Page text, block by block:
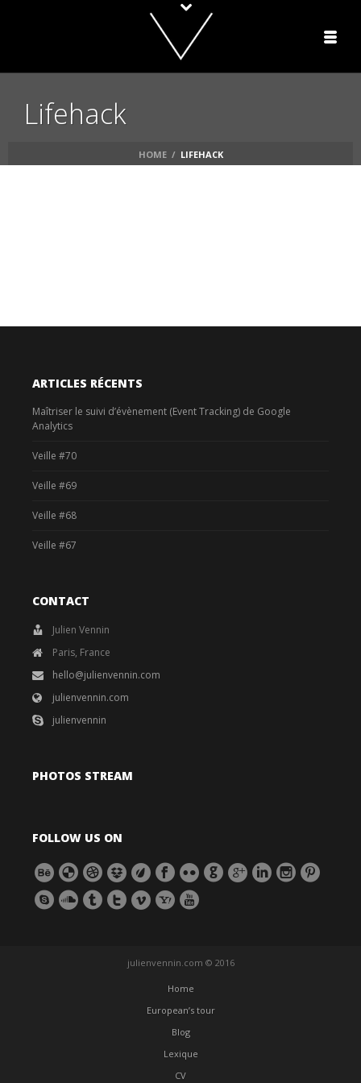
Lifehack
HOME / LIFEHACK
ARTICLES RÉCENTS
Maîtriser le suivi d’évènement (Event Tracking) de Google
Analytics
Veille #70
Veille #69
Veille #68
Veille #67
CONTACT
Julien Vennin
Paris, France
hello@julienvennin.com
julienvennin.com
julienvennin
PHOTOS STREAM
FOLLOW US ON
julienvennin.com © 2016
Home
European’s tour
Blog
Lexique
CV